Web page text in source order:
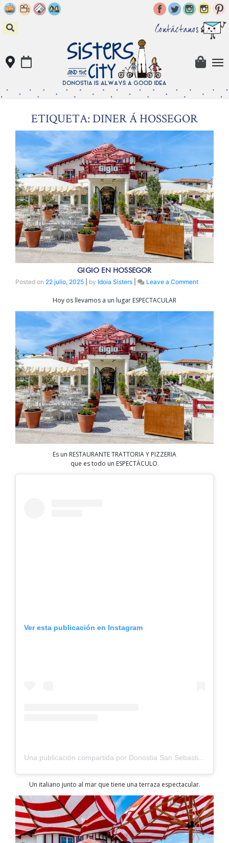
Skip
to
content
Contáctanos
ETIQUETA: DINER Á HOSSEGOR
GIGIO EN HOSSEGOR
Posted on 22 julio, 2025 by Idoia Sisters Leave a Commenton
Hoy os llevamos a un lugar ESPECTACULAR
Es un RESTAURANTE TRATTORIA Y PIZZERIA
que es todo un ESPECTÁCULO.
Ver esta publicación en Instagram
Una publicación compartida por Donostia San Sebastián (@sistersandthecity)
Un italiano junto al mar que tiene una terraza espectacular.